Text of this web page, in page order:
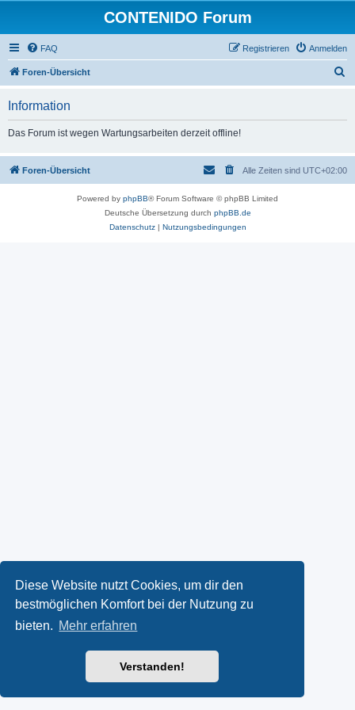
Diese Website nutzt Cookies, um dir den
bestmöglichen Komfort bei der Nutzung zu
bieten. Mehr erfahren
Verstanden!
CONTENIDO Forum
FAQ Anmelden
Registrieren
Foren-Übersicht
Information
Das Forum ist wegen Wartungsarbeiten derzeit offline!
Foren-Übersicht Alle Zeiten sind UTC+02:00
Powered by phpBB® Forum Software © phpBB Limited
Deutsche Übersetzung durch phpBB.de
Datenschutz| Nutzungsbedingungen